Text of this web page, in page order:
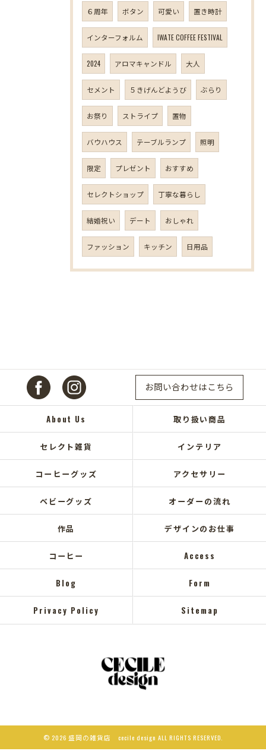
６周年 ボタン 可愛い 置き時計
インターフォルム IWATE COFFEE FESTIVAL
2024 アロマキャンドル 大人
セメント ５きげんどようび ぶらり
お祭り ストライプ 置物
バウハウス テーブルランプ 照明
限定 プレゼント おすすめ
セレクトショップ 丁寧な暮らし
結婚祝い デート おしゃれ
ファッション キッチン 日用品
お問い合わせはこちら
About Us 取り扱い商品
セレクト雑貨 インテリア
コーヒーグッズ アクセサリー
ベビーグッズ オーダーの流れ
作品 デザインのお仕事
コーヒー Access
Blog Form
Privacy Policy Sitemap
© 2026 盛岡の雑貨店 cecile design ALL RIGHTS RESERVED.